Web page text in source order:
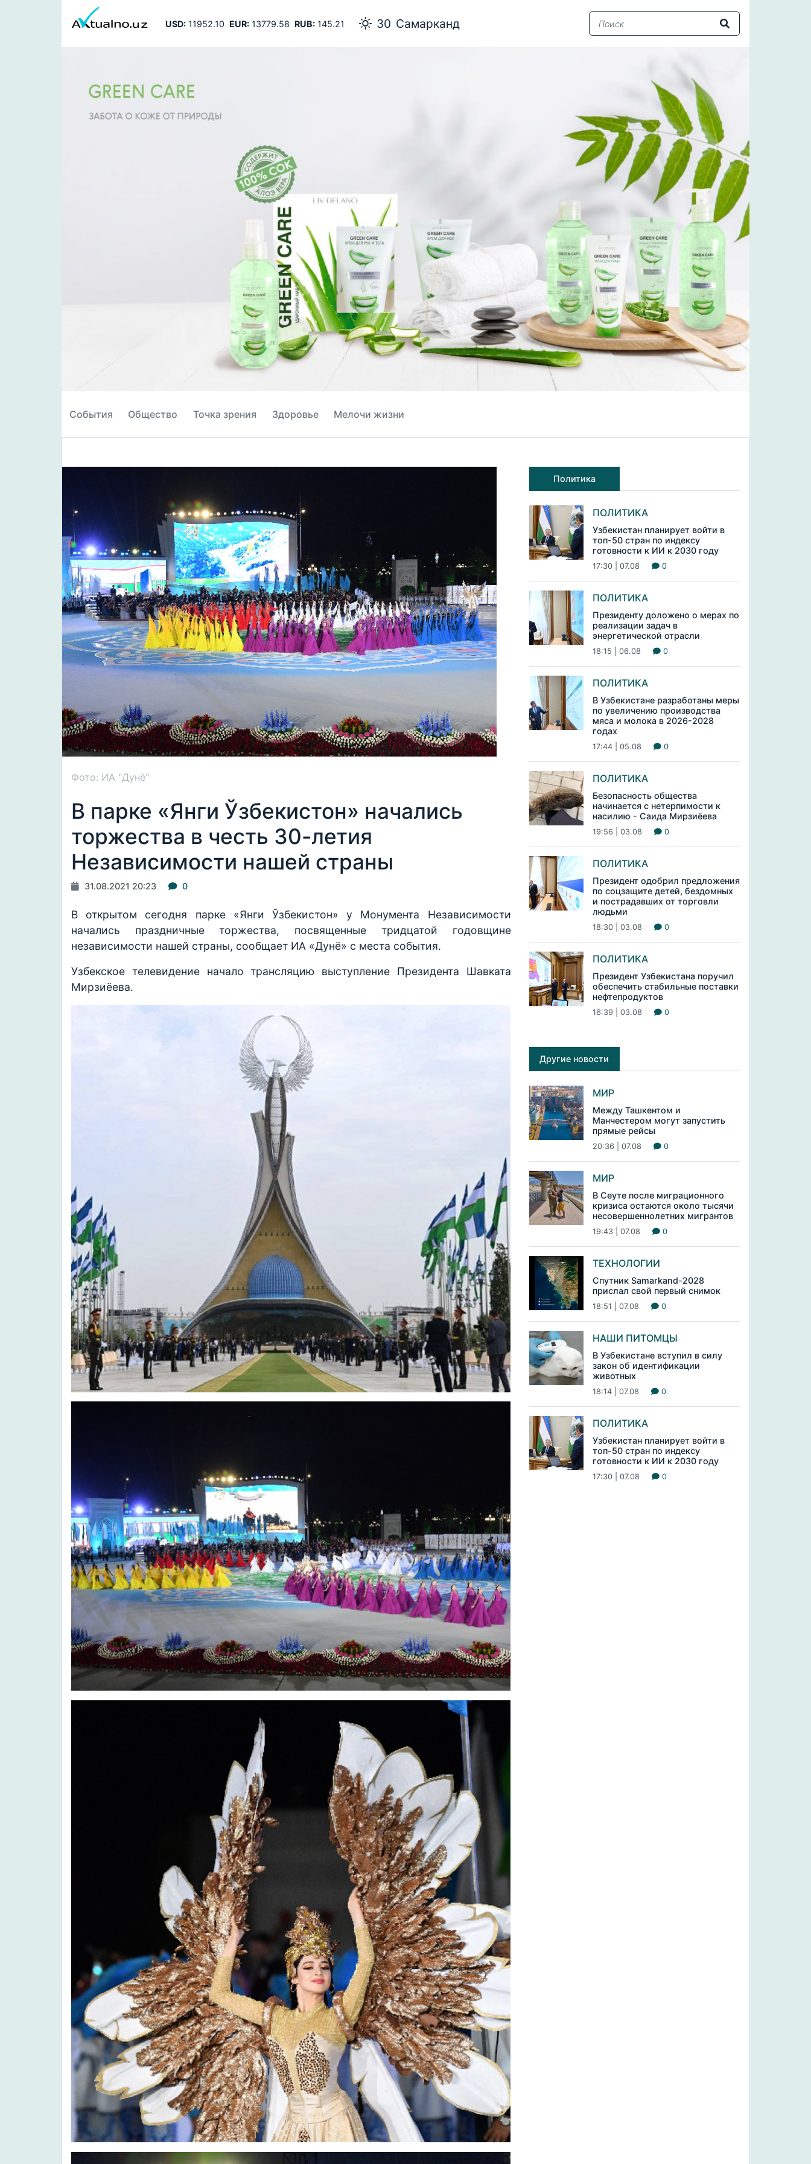
USD:11952.10 EUR:13779.58 RUB:145.21 30 Самарканд
События Общество Точка зрения Здоровье Мелочи жизни
Фото: ИА "Дунё"
В парке «Янги Ўзбекистон» начались
торжества в честь 30-летия
Независимости нашей страны
31.08.2021 20:23 0
В открытом сегодня парке «Янги Ўзбекистон» у Монумента Независимости
начались праздничные торжества, посвященные тридцатой годовщине
независимости нашей страны, сообщает ИА «Дунё» с места события.
Узбекское телевидение начало трансляцию выступление Президента Шавката
Мирзиёева.
Политика
ПОЛИТИКА
Узбекистан планирует войти в
топ-50 стран по индексу
готовности к ИИ к 2030 году
17:30 | 07.08 0
ПОЛИТИКА
Президенту доложено о мерах по
реализации задач в
энергетической отрасли
18:15 | 06.08 0
ПОЛИТИКА
В Узбекистане разработаны меры
по увеличению производства
мяса и молока в 2026-2028
годах
17:44 | 05.08 0
ПОЛИТИКА
Безопасность общества
начинается с нетерпимости к
насилию - Саида Мирзиёева
19:56 | 03.08 0
ПОЛИТИКА
Президент одобрил предложения
по соцзащите детей, бездомных
и пострадавших от торговли
людьми
18:30 | 03.08 0
ПОЛИТИКА
Президент Узбекистана поручил
обеспечить стабильные поставки
нефтепродуктов
16:39 | 03.08 0
Другие новости
МИР
Между Ташкентом и
Манчестером могут запустить
прямые рейсы
20:36 | 07.08 0
МИР
В Сеуте после миграционного
кризиса остаются около тысячи
несовершеннолетних мигрантов
19:43 | 07.08 0
ТЕХНОЛОГИИ
Спутник Samarkand-2028
прислал свой первый снимок
18:51 | 07.08 0
НАШИ ПИТОМЦЫ
В Узбекистане вступил в силу
закон об идентификации
животных
18:14 | 07.08 0
ПОЛИТИКА
Узбекистан планирует войти в
топ-50 стран по индексу
готовности к ИИ к 2030 году
17:30 | 07.08 0